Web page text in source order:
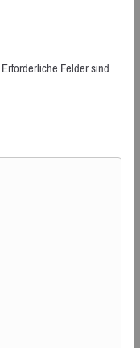
Erforderliche Felder sind